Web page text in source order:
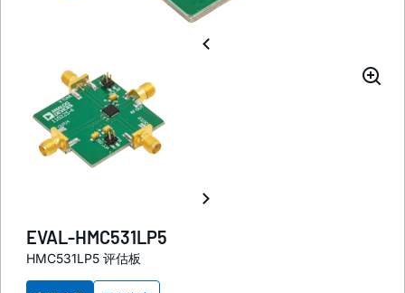
EVAL-HMC531LP5
HMC531LP5 评估板